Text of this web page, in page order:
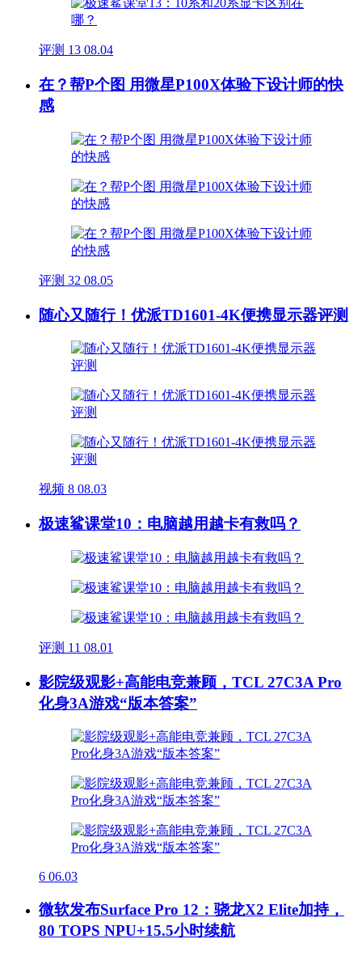
评测 13 08.04
在？帮P个图 用微星P100X体验下设计师的快
感
评测 32 08.05
随心又随行！优派TD1601-4K便携显示器评测
视频 8 08.03
极速鲨课堂10：电脑越用越卡有救吗？
评测 11 08.01
影院级观影+高能电竞兼顾，TCL 27C3A Pro
化身3A游戏“版本答案”
6 06.03
微软发布Surface Pro 12：骁龙X2 Elite加持，
80 TOPS NPU+15.5小时续航